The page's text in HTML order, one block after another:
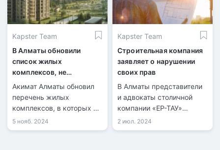
нарушения в
строительстве объектов.
30 973 по квартирам в
многоквартирных домах.
Kapster Team
В Алматы обновили
список жилых
комплексов, не
рекомендованных для
покупки недвижимости
Акимат Алматы обновил
перечень жилых
комплексов, в которых не
рекомендуется
приобретать . На данный
5 нояб. 2024
Kapster Team
Строительная компания
заявляет о нарушении
своих прав
В Алматы представители
и адвокаты столичной
компании «ЕР-ТАУ»
провели пресс-
конференцию, на которой
2 июл. 2024